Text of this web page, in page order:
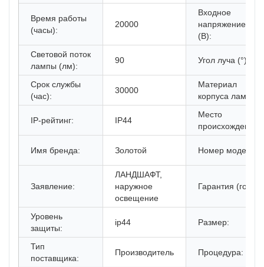
Время работы
(часы):
20000
Входное
напряжение
(В):
Световой поток
лампы (лм):
90 Угол луча (°):
Срок службы
(час):
30000
Материал
корпуса лампы:
IP-рейтинг: IP44
Место
происхождения:
Имя бренда: Золотой Номер модели:
Заявление:
ЛАНДШАФТ,
наружное
освещение
Гарантия (год):
Уровень
защиты:
ip44 Размер:
Тип
поставщика:
Производитель Процедура: